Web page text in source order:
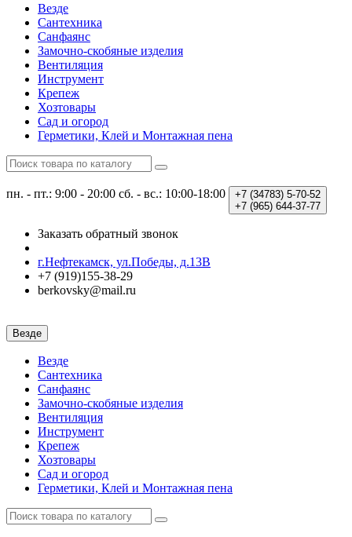
Везде
Сантехника
Санфаянс
Замочно-скобяные изделия
Вентиляция
Инструмент
Крепеж
Хозтовары
Сад и огород
Герметики, Клей и Монтажная пена
пн. - пт.: 9:00 - 20:00 сб. - вс.: 10:00-18:00 +7 (34783) 5-70-52
+7 (965) 644-37-77
Заказать обратный звонок
г.Нефтекамск, ул.Победы, д.13В
+7 (919)155-38-29
berkovsky@mail.ru
Везде
Везде
Сантехника
Санфаянс
Замочно-скобяные изделия
Вентиляция
Инструмент
Крепеж
Хозтовары
Сад и огород
Герметики, Клей и Монтажная пена